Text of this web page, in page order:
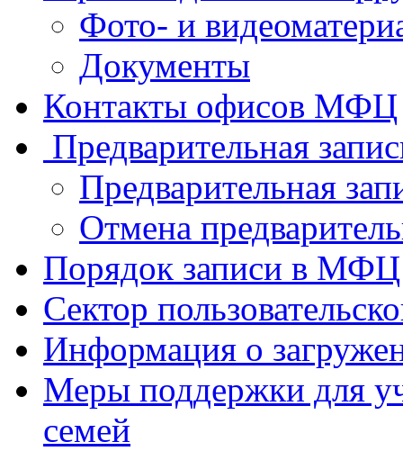
Фото- и
Документы
Контакты офисов МФЦ
Предварительная
Предварительная
Отмена
Порядок записи в МФЦ
Сектор
Информация о
Меры поддержки для
семей